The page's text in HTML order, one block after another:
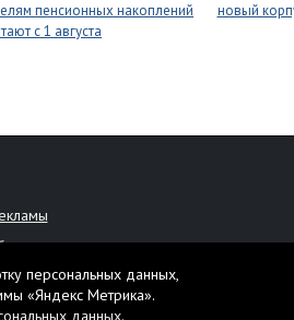
пенсионных накоплений
с 1 августа
новый
персональных данных
может содержать материалы 16+.
персональных данных,
«Яндекс Метрика».
данных.